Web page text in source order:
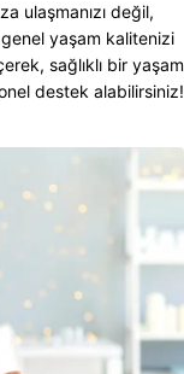
ulaşmanızı değil,
genel yaşam kalitenizi
sağlıklı bir yaşam
destek alabilirsiniz!